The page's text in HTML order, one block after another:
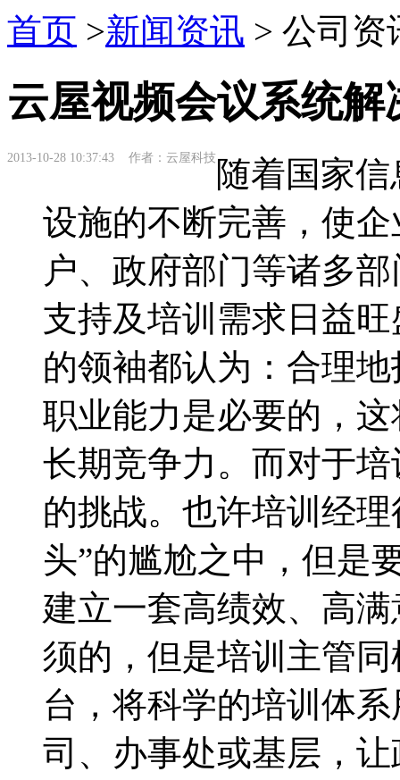
首页 >新闻资讯 > 公司资
云屋视频会议系统
2013-10-28 10:37:43 作者：云屋科技 随着国家
设施的不断完善，使
户、政府部门等诸多
支持及培训需求日益
的领袖都认为：合理
职业能力是必要的，
长期竞争力。而对于
的挑战。也许培训经
头”的尴尬之中，但是
建立一套高绩效、高
须的，但是培训主管
台，将科学的培训体
司、办事处或基层，